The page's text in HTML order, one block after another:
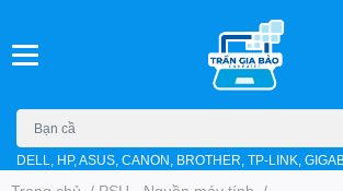
DELL, HP, ASUS, CANON, BROTHER, TP-LINK,